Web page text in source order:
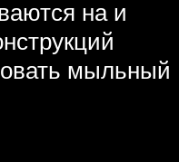
на и
мыльный